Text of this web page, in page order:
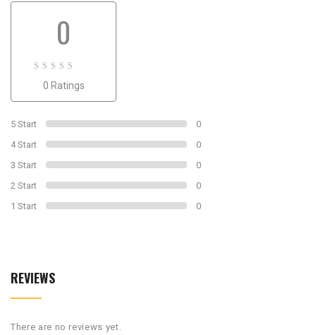
0
out
0
0 Ratings
5 Start
0
4 Start
0
3 Start
0
2 Start
0
1 Start
0
REVIEWS
There are no reviews yet.